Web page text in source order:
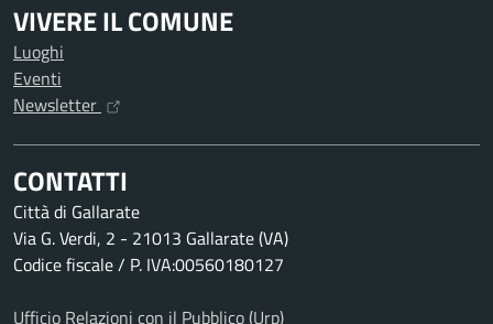
VIVERE IL COMUNE
Luoghi
Eventi
Newsletter
CONTATTI
Città di Gallarate
Via G. Verdi, 2 - 21013 Gallarate (VA)
Codice fiscale / P. IVA:00560180127
Ufficio Relazioni con il Pubblico (Urp)